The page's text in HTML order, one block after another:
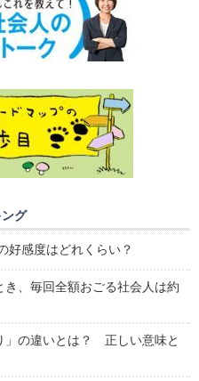
グ
好感度はどれくらい？
、毎回全額おごる社会人は約
」の違いとは？ 正しい意味と